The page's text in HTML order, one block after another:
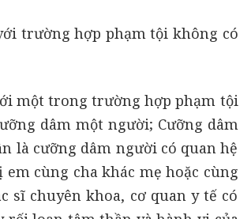
trường hợp phạm tội không có
một trong trường hợp phạm tội
dâm một người; Cưỡng dâm
là cưỡng dâm người có quan hệ
cùng cha khác mẹ hoặc cùng
sĩ chuyên khoa, cơ quan y tế có